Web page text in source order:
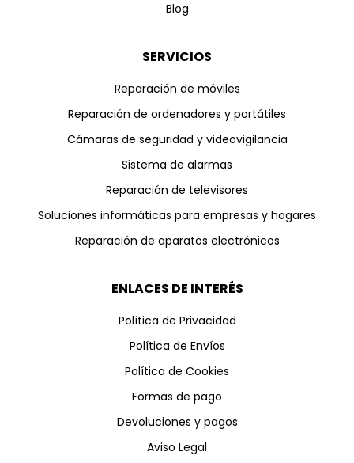
Blog
SERVICIOS
Reparación de móviles
Reparación de ordenadores y portátiles
Cámaras de seguridad y videovigilancia
Sistema de alarmas
Reparación de televisores
Soluciones informáticas para empresas y hogares
Reparación de aparatos electrónicos
ENLACES DE INTERÉS
Política de Privacidad
Política de Envíos
Política de Cookies
Formas de pago
Devoluciones y pagos
Aviso Legal